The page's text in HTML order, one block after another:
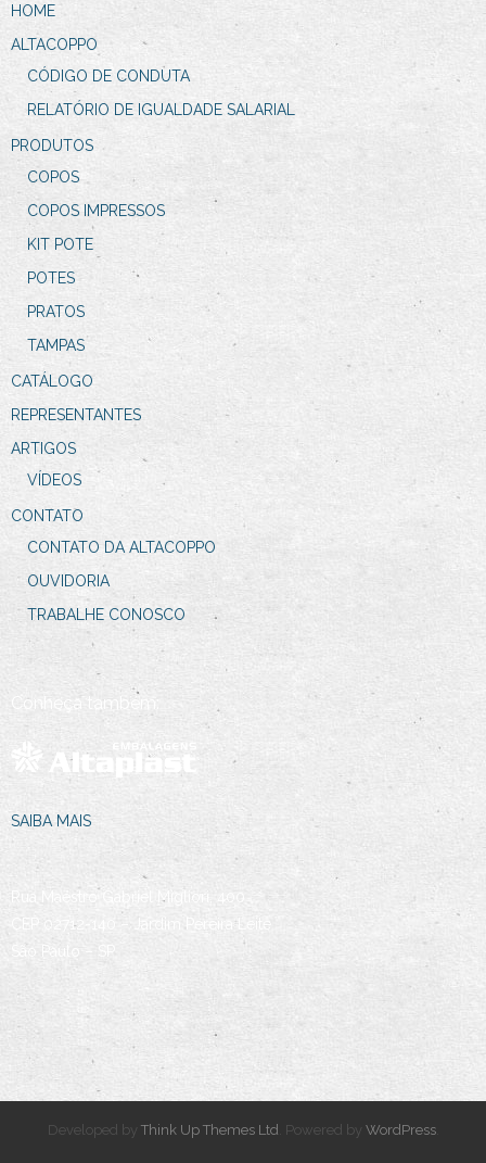
HOME
ALTACOPPO
CÓDIGO DE CONDUTA
RELATÓRIO DE IGUALDADE SALARIAL
PRODUTOS
COPOS
COPOS IMPRESSOS
KIT POTE
POTES
PRATOS
TAMPAS
CATÁLOGO
REPRESENTANTES
ARTIGOS
VÍDEOS
CONTATO
CONTATO DA ALTACOPPO
OUVIDORIA
TRABALHE CONOSCO
Conheça também:
SAIBA MAIS
Rua Maestro Gabriel Migliori, 400
CEP 02712-140 – Jardim Pereira Leite
São Paulo – SP
Developed by Think Up Themes Ltd . Powered by WordPress.